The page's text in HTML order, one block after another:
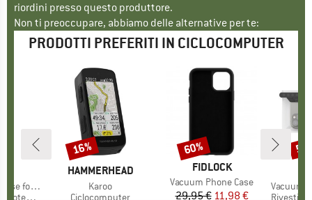
riordini presso questo produttore.
Non ti preoccupare, abbiamo delle alternative per te:
PRODOTTI PREFERITI IN CICLOCOMPUTER
S22+
MARCHIO
HAMMERHEAD
Articolo
Karoo
Gruppo di prodotti
Ciclocomputer
Sconto
16%
MARCHIO
FIDLOCK
Articolo
Vacuum Phone Case
Prezzo
29,95 €Prezzo ridotto
11,98 €
Sconto
60%
Articolo
Vacuum
Gruppo
5%